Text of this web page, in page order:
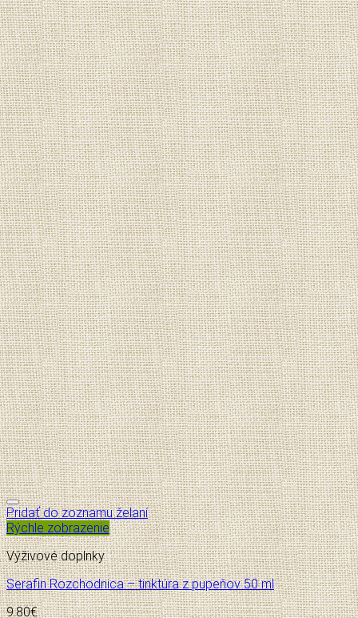
Pridať do zoznamu želaní
Rýchle zobrazenie
Výživové doplnky
Serafin Rozchodnica – tinktúra z pupeňov 50 ml
9.80€